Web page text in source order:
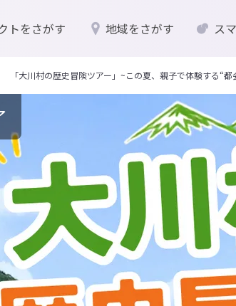
トをさがす 地域をさがす ス
「大川村の歴史冒険ツアー」~この夏、親子で体験する“